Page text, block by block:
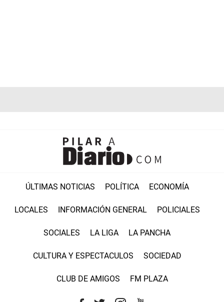
ÚLTIMAS NOTICIAS POLÍTICA ECONOMÍA
LOCALES INFORMACIÓN GENERAL POLICIALES
SOCIALES LA LIGA LA PANCHA
CULTURA Y ESPECTACULOS SOCIEDAD
CLUB DE AMIGOS FM PLAZA